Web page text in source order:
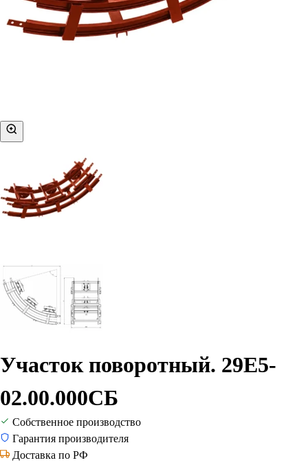
Участок поворотный. 29Е5-
02.00.000СБ
Собственное производство
Гарантия производителя
Доставка по РФ